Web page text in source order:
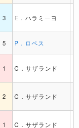
3 E．ハラミーヨ
5 P．ロペス
1 C．サザランド
2 C．サザランド
1 C．サザランド